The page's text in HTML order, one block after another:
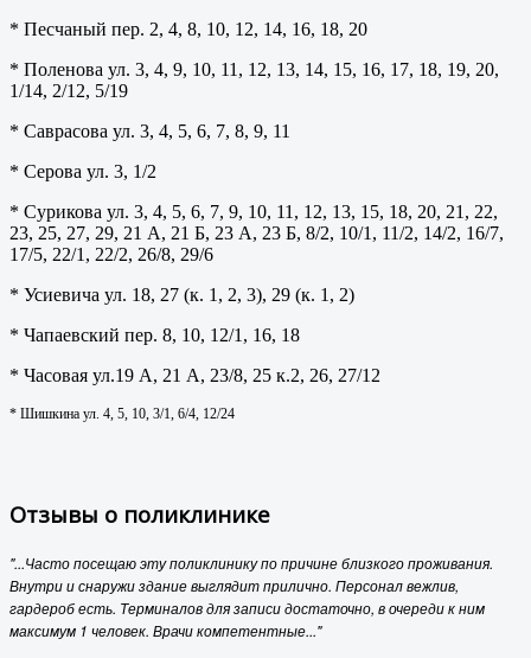
* Песчаный пер. 2, 4, 8, 10, 12, 14, 16, 18, 20
* Поленова ул. 3, 4, 9, 10, 11, 12, 13, 14, 15, 16, 17, 18, 19, 20,
1/14, 2/12, 5/19
* Саврасова ул. 3, 4, 5, 6, 7, 8, 9, 11
* Серова ул. 3, 1/2
* Сурикова ул. 3, 4, 5, 6, 7, 9, 10, 11, 12, 13, 15, 18, 20, 21, 22,
23, 25, 27, 29, 21 А, 21 Б, 23 А, 23 Б, 8/2, 10/1, 11/2, 14/2, 16/7,
17/5, 22/1, 22/2, 26/8, 29/6
* Усиевича ул. 18, 27 (к. 1, 2, 3), 29 (к. 1, 2)
* Чапаевский пер. 8, 10, 12/1, 16, 18
* Часовая ул.19 А, 21 А, 23/8, 25 к.2, 26, 27/12
* Шишкина ул. 4, 5, 10, 3/1, 6/4, 12/24
Отзывы о поликлинике
"...Часто посещаю эту поликлинику по причине близкого проживания.
Внутри и снаружи здание выглядит прилично. Персонал вежлив,
гардероб есть. Терминалов для записи достаточно, в очереди к ним
максимум 1 человек. Врачи компетентные..."